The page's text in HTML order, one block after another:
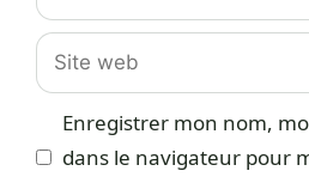
Site
web
Enregistrer mon nom,
dans le navigateur pour